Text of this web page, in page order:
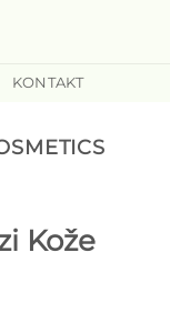
KONTAKT
Kože